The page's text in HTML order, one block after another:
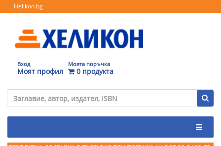
Helikon.bg
Вход
Моят профил
Моята поръчка
0 продукта